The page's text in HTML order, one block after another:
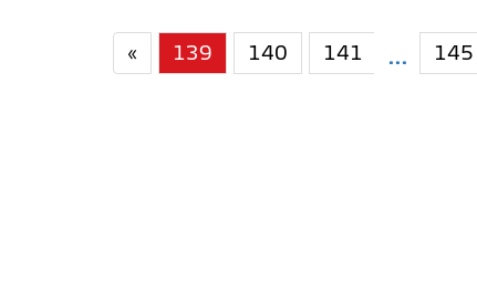
consentimento e quando
Realçamos que o
« 139 140 141 ... 145